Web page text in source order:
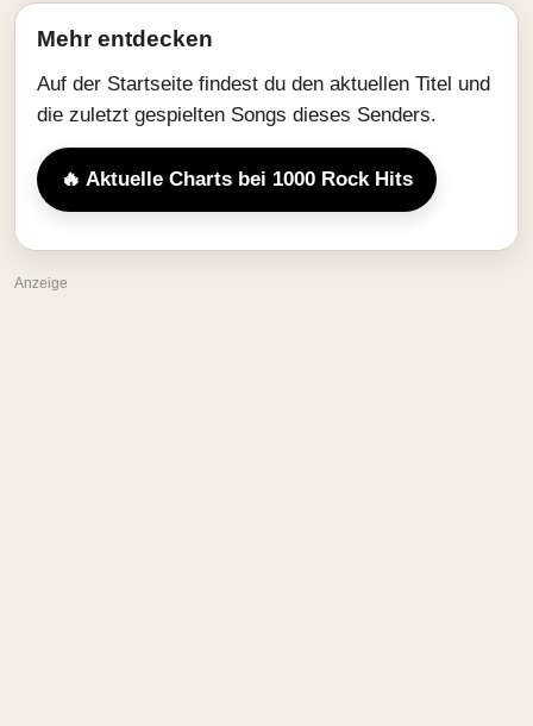
Mehr entdecken
Auf der Startseite findest du den aktuellen Titel und
die zuletzt gespielten Songs dieses Senders.
🔥 Aktuelle Charts bei 1000 Rock Hits
Anzeige